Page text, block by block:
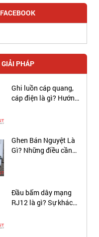
FACEBOOK
GIẢI PHÁP
Ghi luồn cáp quang,
cáp điện là gì? Hướng
Ghen Bán Nguyệt Là
Gì? Những điều cần
Đầu bấm dây mạng
RJ12 là gì? Sự khác